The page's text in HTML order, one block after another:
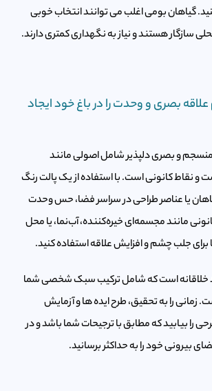
گیاهان بومی اغلب می توانند انتخاب خوبی
سازگار هستند و نیاز به نگهداری کمتری دارند.
بصری و وحدت را در باغ خود ایجاد
و بصری دلپذیر شامل اصولی مانند
و نقاط کانونی است. با استفاده از یک پالت رنگ
یا عناصر طراحی در سراسر فضا، حس وحدت
مانند مجسمه‌ای خیره‌کننده، آب‌نما، یا محل
برای جلب چشم و افزایش علاقه استفاده کنید.
خلاقانه است که شامل ترکیب سبک شخصی شما
زمانی را به تحقیق، طرح ایده ها و آزمایش
را بیابید که مطابق با ترجیحات شما باشد و در
بیرونی خود را به حداکثر برسانید.